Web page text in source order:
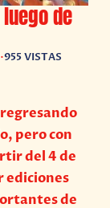
luego de
•955 VISTAS
regresando
pero con
del 4 de
ediciones
de